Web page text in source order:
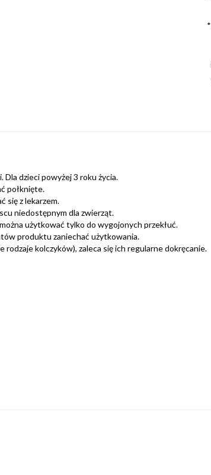
*
Dla dzieci powyżej 3 roku życia.
połknięte.
się z lekarzem.
niedostępnym dla zwierząt.
użytkować tylko do wygojonych przekłuć.
produktu zaniechać użytkowania.
kolczyków), zaleca się ich regularne dokręcanie.